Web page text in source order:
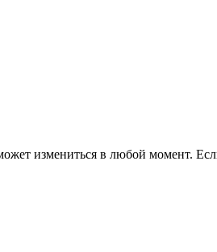
измениться в любой момент.